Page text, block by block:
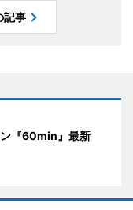
記事
ン『60min』最新